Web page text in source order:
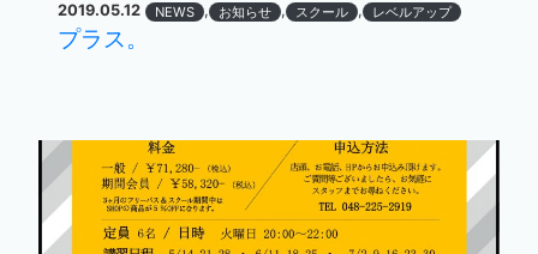
2019.05.12 NEWS , お知らせ , スクール , レベルアップ
プラス。